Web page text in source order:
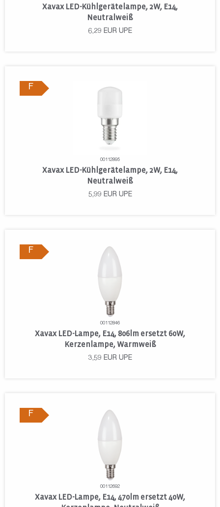
Xavax LED-Kühlgerätelampe, 2W, E14,
Neutralweiß
6,29 EUR UPE
F
00112895
Xavax LED-Kühlgerätelampe, 2W, E14,
Neutralweiß
5,99 EUR UPE
F
00112846
Xavax LED-Lampe, E14, 806lm ersetzt 60W,
Kerzenlampe, Warmweiß
3,59 EUR UPE
F
00112692
Xavax LED-Lampe, E14, 470lm ersetzt 40W,